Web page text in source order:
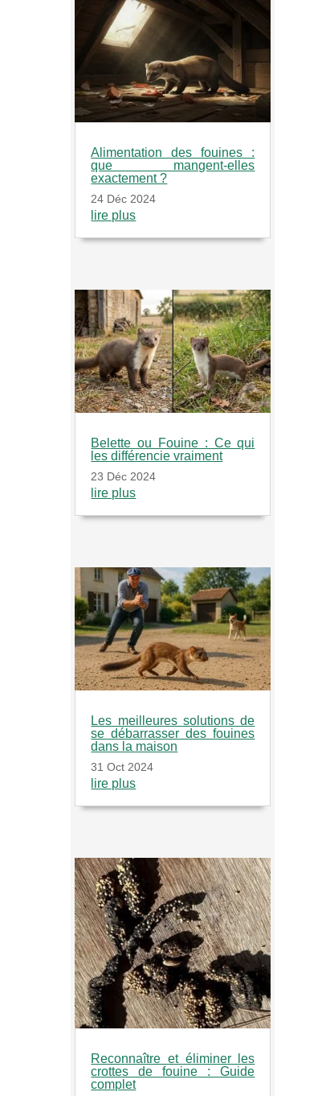
Alimentation des fouines :
que mangent-elles
exactement ?
24 Déc 2024
lire plus
Belette ou Fouine : Ce qui
les différencie vraiment
23 Déc 2024
lire plus
Les meilleures solutions de
se débarrasser des fouines
dans la maison
31 Oct 2024
lire plus
Reconnaître et éliminer les
crottes de fouine : Guide
complet